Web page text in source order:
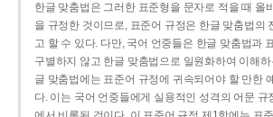
한글 맞춤법은 그러한 표준형을 문자로 적을 때 올
을 규정한 것이므로, 표준어 규정은 한글 맞춤법의
고 할 수 있다. 다만, 국어 언중들은 한글 맞춤법과
구별하지 않고 한글 맞춤법으로 일원화하여 이해
글 맞춤법에는 표준어 규정에 귀속되어야 할 만한
다. 이는 국어 언중들에게 실용적인 성격의 어문 규